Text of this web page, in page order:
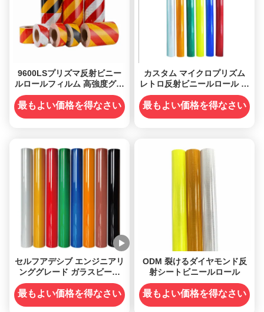
9600LSプリズマ反射ビニー
ルロールフィルム 高強度グレ
ード
最もよい価格を得なさい
カスタム マイクロプリズム
レトロ反射ビニールロール 接
着性道路標識
最もよい価格を得なさい
セルフアデシブ エンジニアリ
ンググレード ガラスビーズ
反射サインステッカー ビニー
ルロール
最もよい価格を得なさい
ODM 裂けるダイヤモンド反
射シートビニールロール
最もよい価格を得なさい